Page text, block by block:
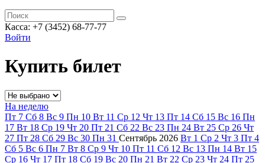
Касса: +7 (3452) 68-77-77
Войти
Купить билет
На неделю
Пт 7 Сб 8 Вс 9 Пн 10 Вт 11 Ср 12 Чт 13 Пт 14 Сб 15 Вс 16 Пн
17 Вт 18 Ср 19 Чт 20 Пт 21 Сб 22 Вс 23 Пн 24 Вт 25 Ср 26 Чт
27 Пт 28 Сб 29 Вс 30 Пн 31 Сентябрь 2026 Вт 1 Ср 2 Чт 3 Пт 4
Сб 5 Вс 6 Пн 7 Вт 8 Ср 9 Чт 10 Пт 11 Сб 12 Вс 13 Пн 14 Вт 15
Ср 16 Чт 17 Пт 18 Сб 19 Вс 20 Пн 21 Вт 22 Ср 23 Чт 24 Пт 25